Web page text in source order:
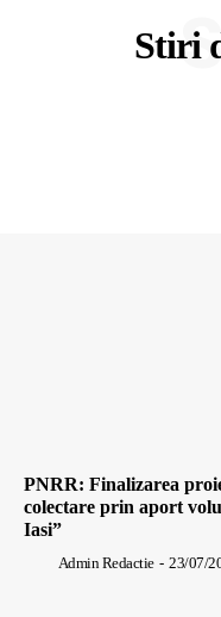
Stiri
PNRR: Finalizarea
colectare prin aport
Iasi”
Admin Redactie - 23/07/